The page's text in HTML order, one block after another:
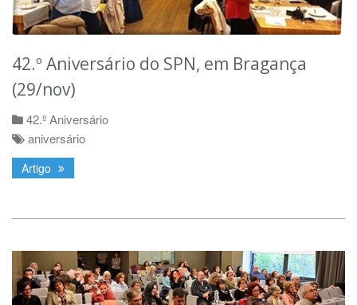
42.º Aniversário do SPN, em Bragança
(29/nov)
42.º Aniversário
aniversário
Artigo